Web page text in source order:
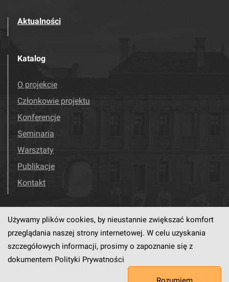
Aktualności
Katalog
O projekcie
Członkowie projektu
Konferencje
Seminaria
Warsztaty
Publikacje
Kontakt
Odwiedź nas! Facebook
Używamy plików cookies, by nieustannie zwiększać komfort
przeglądania naszej strony internetowej. W celu uzyskania
szczegółowych informacji, prosimy o zapoznanie się z
dokumentem Polityki Prywatności